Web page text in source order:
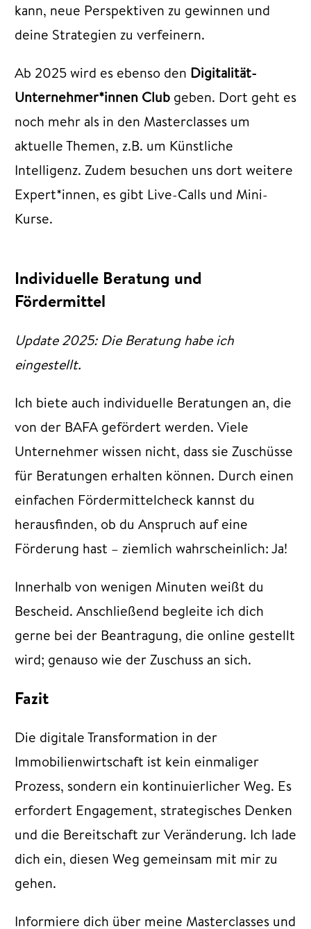
kann, neue Perspektiven zu gewinnen und
deine Strategien zu verfeinern.
Ab 2025 wird es ebenso den Digitalität-
Unternehmer*innen Club geben. Dort geht es
noch mehr als in den Masterclasses um
aktuelle Themen, z.B. um Künstliche
Intelligenz. Zudem besuchen uns dort weitere
Expert*innen, es gibt Live-Calls und Mini-
Kurse.
Individuelle Beratung und
Fördermittel
Update 2025: Die Beratung habe ich
eingestellt.
Ich biete auch individuelle Beratungen an, die
von der BAFA gefördert werden. Viele
Unternehmer wissen nicht, dass sie Zuschüsse
für Beratungen erhalten können. Durch einen
einfachen Fördermittelcheck kannst du
herausfinden, ob du Anspruch auf eine
Förderung hast – ziemlich wahrscheinlich: Ja!
Innerhalb von wenigen Minuten weißt du
Bescheid. Anschließend begleite ich dich
gerne bei der Beantragung, die online gestellt
wird; genauso wie der Zuschuss an sich.
Fazit
Die digitale Transformation in der
Immobilienwirtschaft ist kein einmaliger
Prozess, sondern ein kontinuierlicher Weg. Es
erfordert Engagement, strategisches Denken
und die Bereitschaft zur Veränderung. Ich lade
dich ein, diesen Weg gemeinsam mit mir zu
gehen.
Informiere dich über meine Masterclasses und